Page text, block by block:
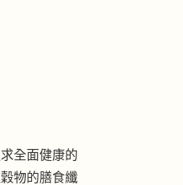
全面健康的
物的膳食纖